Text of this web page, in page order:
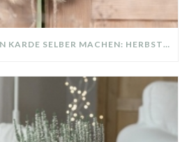
KRANZ AUS WILDEN KARDE SELBER MACHEN: HERBSTDEKO GANZ EINFACH